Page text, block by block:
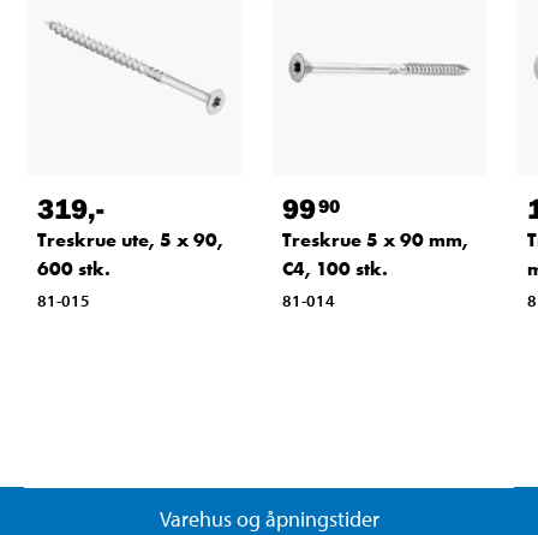
319,-
Treskrue ute, 5 x 90,
600 stk.
81-015
9990
Treskrue 5 x 90 mm,
C4, 100 stk.
81-014
Varehus og åpningstider